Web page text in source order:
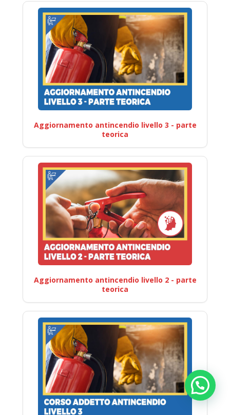
Aggiornamento antincendio livello 3 - parte
teorica
Aggiornamento antincendio livello 2 - parte
teorica